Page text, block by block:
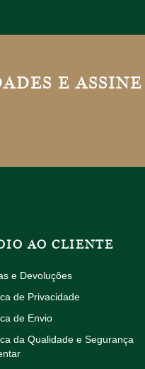
E ASSINE
AO CLIENTE
e Devoluções
de Privacidade
de Envio
da Qualidade e Segurança